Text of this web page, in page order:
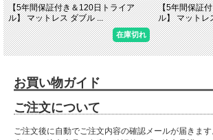
【5年間保証付き＆120日トライア
ル】 マットレス ダブル ...
在庫切れ
【5年間保証
ル】 マットレ
お買い物ガイド
ご注文について
ご注文後に自動でご注文内容の確認メールが届きま